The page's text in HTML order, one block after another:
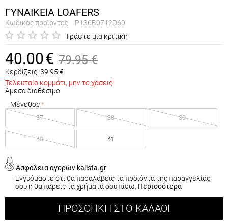
ΓΥΝΑΙΚΕΙΑ LOAFERS
Κωδικός προϊόντος:
P136B0712D60
Γράψτε μια κριτική
40.00€ 79.95 €
Κερδίζεις: 39.95 €
Τελευταίο κομμάτι, μην το χάσεις!
Άμεσα διαθέσιμο
Μέγεθος
37 38 39
40 41
Ασφάλεια αγορών kalista.gr
Εγγυόμαστε ότι θα παραλάβεις τα προϊόντα της παραγγελίας
σου ή θα πάρεις τα χρήματα σου πίσω. Περισσότερα
ΠΡΟΣΘΉΚΗ ΣΤΟ ΚΑΛΆΘΙ